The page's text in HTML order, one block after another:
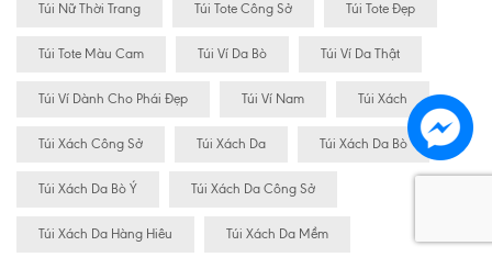
Túi Nữ Thời Trang Túi Tote Công Sở Túi Tote Đẹp
Túi Tote Màu Cam Túi Ví Da Bò Túi Ví Da Thật
Túi Ví Dành Cho Phái Đẹp Túi Ví Nam Túi Xách
Túi Xách Công Sở Túi Xách Da Túi Xách Da Bò
Túi Xách Da Bò Ý Túi Xách Da Công Sở
Túi Xách Da Hàng Hiêu Túi Xách Da Mềm